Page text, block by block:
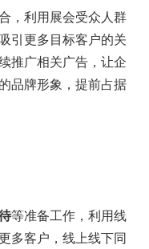
，利用展会受众人群
引更多目标客户的关
续推广相关广告，让企
品牌形象，提前占据
等准备工作，利用线
多客户，线上线下同